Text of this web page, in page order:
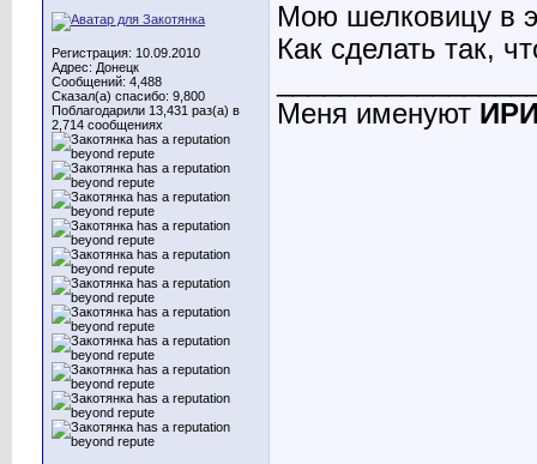
Регистрация: 10.09.2010
Адрес: Донецк
Сообщений: 4,488
Сказал(а) спасибо: 9,800
Поблагодарили 13,431 раз(а) в
2,714 сообщениях
Мою шелковицу в
Как сделать так,
Меня именуют